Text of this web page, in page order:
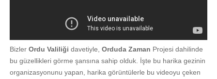
Bizler Ordu Valiliği davetiyle, Orduda Zaman Projesi dahilinde
bu güzellikleri görme şansına sahip olduk. İşte bu harika gezinin
organizasyonunu yapan, harika görüntülerle bu videoyu çeken